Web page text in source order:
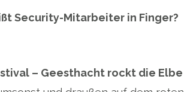
Security-Mitarbeiter in Finger?
– Geesthacht rockt die Elbe